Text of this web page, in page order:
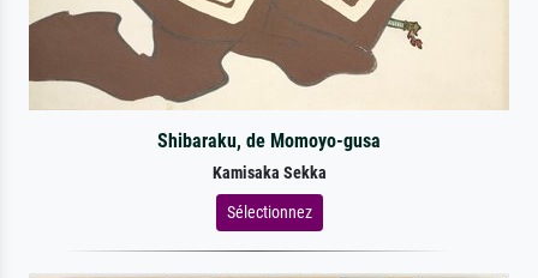
Shibaraku, de Momoyo-gusa
Kamisaka Sekka
Sélectionnez